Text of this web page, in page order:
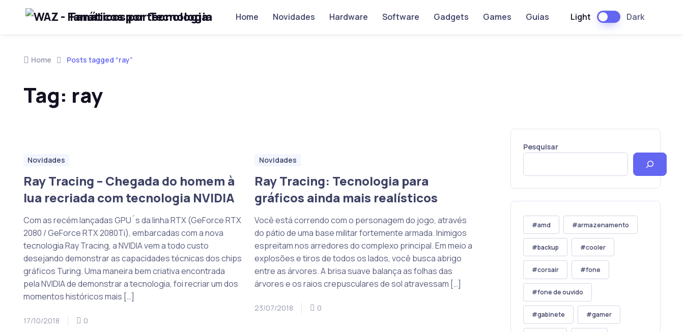
Skip to navigation
Skip to contentFanáticos por Tecnologia Home Novidades Hardware Software Gadgets Games Guias Light Dark
Home Posts tagged “ray”
Tag: ray
Novidades
Ray Tracing – Chegada do homem à
lua recriada com tecnologia NVIDIA
Com as recém lançadas GPU´s da linha RTX (GeForce RTX
2080 / GeForce RTX 2080Ti), embarcadas com a nova
tecnologia Ray Tracing, a NVIDIA vem a todo custo
desejando demonstrar as capacidades técnicas dos chips
gráficos Turing. Uma maneira bem criativa encontrada
pela NVIDIA de demonstrar a tecnologia, foi recriar um dos
momentos históricos mais […]
17/10/2018 0
Novidades
Ray Tracing: Tecnologia para
gráficos ainda mais realísticos
Você está correndo com o personagem do jogo, através
do pátio de uma base militar fortemente armada. Inimigos
espreitam nos arredores do complexo principal. Em meio a
explosões e tiros de todos os lados, você busca abrigo
entre as árvores. A brisa suave balança as folhas das
árvores e os raios crepusculares de sol atravessam […]
23/07/2018 0
Pesquisar
amd armazenamento
backup cooler
corsair fone
fone de ouvido
gabinete gamer